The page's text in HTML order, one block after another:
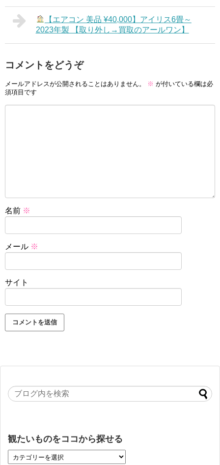
【エアコン 美品 ¥40,000】アイリス6畳～
2023年製 【取り外し→買取のアールワン】
コメントをどうぞ
メールアドレスが公開されることはありません。 ※ が付いている欄は必
須項目です
名前 ※
メール ※
サイト
観たいものをココから探せる